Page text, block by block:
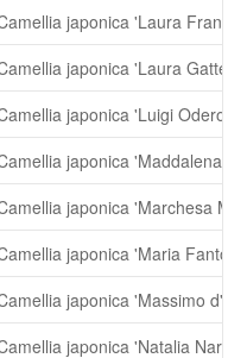
japonica 'Laura
japonica 'Laura
japonica 'Luigi Odero'
japonica 'Maddalena
japonica 'Maria Fantoni'
japonica 'Massimo
japonica 'Natalia